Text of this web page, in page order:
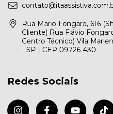
Rua Mario Fongaro, 616
Cliente) Rua Flávio
Centro Técnico) Vila
- SP | CEP 09726-430
Redes Sociais